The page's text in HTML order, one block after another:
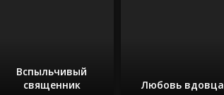
Вспыльчивый
священник
Любовь вдовца